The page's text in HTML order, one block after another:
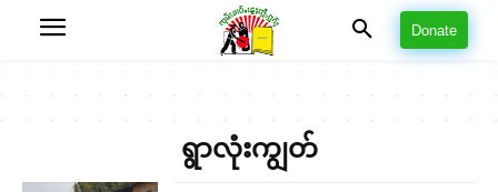
Donate
ရွာလုံးကျွတ်